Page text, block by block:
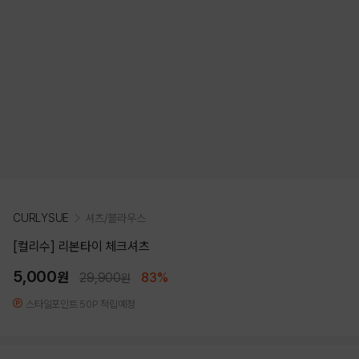
CURLYSUE 셔츠/블라우스
[컬리수] 리본타이 체크셔츠
5,000원 29,900원 83%
스타일포인트 50P 적립예정